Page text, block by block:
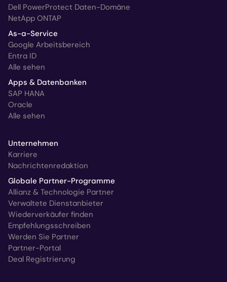
Dell PowerProtect Daten-Domäne
NetApp ONTAP
As-a-Service
Google Arbeitsbereich
Entra ID
Alle sehen
Apps & Datenbanken
SAP HANA
Oracle
Alle sehen
Unternehmen
Karriere
Nachrichtenredaktion
Globale Partner-Programme
Allianz & Technologie Partner
Verwaltete Dienstanbieter
Wiederverkäufer finden
Empfehlungsschreiben
Werden Sie Partner
Partner-Portal
Deal Registrierung